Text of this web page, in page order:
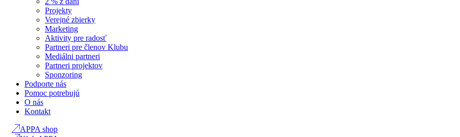
Projekty
Verejné zbierky
Marketing
Aktivity pre radosť
Partneri pre členov Klubu
Mediálni partneri
Partneri projektov
Sponzoring
Podporte nás
Pomoc potrebujú
O nás
Kontakt
APPA shop